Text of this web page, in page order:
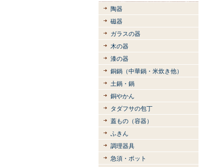
陶器
磁器
ガラスの器
木の器
漆の器
銅鍋（中華鍋・米炊き他）
土鍋・鍋
銅やかん
タダフサの包丁
蓋もの（容器）
ふきん
調理器具
急須・ポット